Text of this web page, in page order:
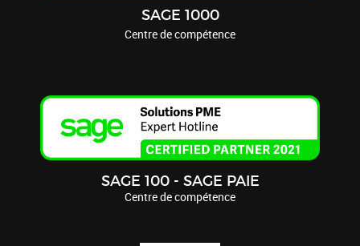
SAGE 1000
Centre de compétence
SAGE 100 - SAGE PAIE
Centre de compétence